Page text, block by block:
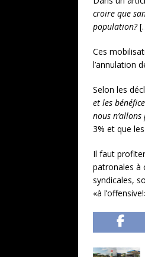
croire que
population?
Ces
l’annulation
Selon les
et les
nous
3% et que
Il faut
patronales à
syndicales,
«à